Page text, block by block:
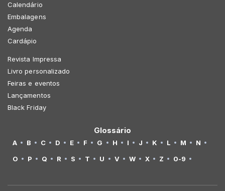
Calendário
Embalagens
Agenda
Cardápio
Revista Impressa
Livro personalizado
Feiras e eventos
Lançamentos
Black Friday
Glossário
A B C D E F G H I J K L M
N
O
P Q R S T U V W X Z 0-9